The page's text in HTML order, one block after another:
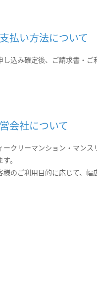
払い方法について
し込み確定後、ご請求書・ご
会社について
ークリーマンション・マン
。
様のご利用目的に応じて、幅